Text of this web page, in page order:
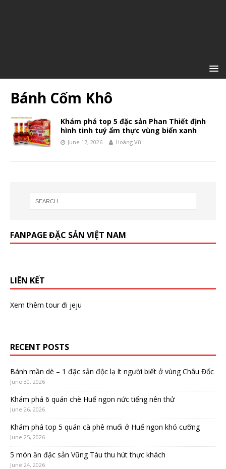
Bánh Cốm Khô
Khám phá top 5 đặc sản Phan Thiết định
hình tinh tuý ẩm thực vùng biển xanh
June 17, 2026 Hoàng Vũ
FANPAGE ĐẶC SẢN VIỆT NAM
LIÊN KẾT
Xem thêmtour đi jeju
RECENT POSTS
Bánh mần dè – 1 đặc sản độc lạ ít người biết ở vùng Châu Đốc
June 30, 2026
Khám phá 6 quán chè Huế ngon nức tiếng nên thử
June 26, 2026
Khám phá top 5 quán cà phê muối ở Huế ngon khó cưỡng
June 25, 2026
5 món ăn đặc sản Vũng Tàu thu hút thực khách
June 24, 2026